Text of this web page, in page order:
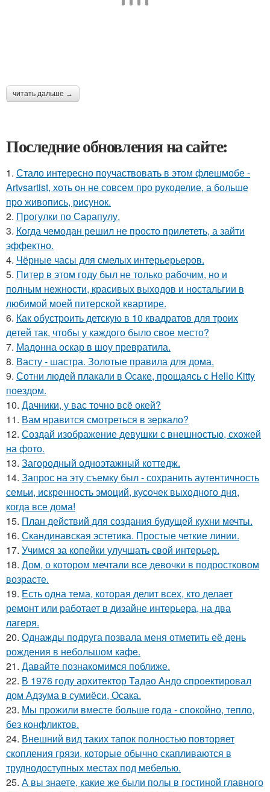
читать дальше →
Последние обновления на сайте:
1. Стало интересно поучаствовать в этом флешмобе -
Artvsartist, хоть он не совсем про рукоделие, а больше
про живопись, рисунок.
2. Прогулки по Сарапулу.
3. Когда чемодан решил не просто прилететь, а зайти
эффектно.
4. Чёрные часы для смелых интерьерьеров.
5. Питер в этом году был не только рабочим, но и
полным нежности, красивых выходов и ностальгии в
любимой моей питерской квартире.
6. Как обустроить детскую в 10 квадратов для троих
детей так, чтобы у каждого было свое место?
7. Мадонна оскар в шоу превратила.
8. Васту - шастра. Золотые правила для дома.
9. Сотни людей плакали в Осаке, прощаясь с Hello Kitty
поездом.
10. Дачники, у вас точно всё окей?
11. Вам нравится смотреться в зеркало?
12. Создай изображение девушки с внешностью, схожей
на фото.
13. Загородный одноэтажный коттедж.
14. Запрос на эту съемку был - сохранить аутентичность
семьи, искренность эмоций, кусочек выходного дня,
когда все дома!
15. План действий для создания будущей кухни мечты.
16. Скандинавская эстетика. Простые четкие линии.
17. Учимся за копейки улучшать свой интерьер.
18. Дом, о котором мечтали все девочки в подростковом
возрасте.
19. Есть одна тема, которая делит всех, кто делает
ремонт или работает в дизайне интерьера, на два
лагеря.
20. Однажды подруга позвала меня отметить её день
рождения в небольшом кафе.
21. Давайте познакомимся поближе.
22. В 1976 году архитектор Тадао Андо спроектировал
дом Адзума в сумиёси, Осака.
23. Мы прожили вместе больше года - спокойно, тепло,
без конфликтов.
24. Внешний вид таких тапок полностью повторяет
скопления грязи, которые обычно скапливаются в
труднодоступных местах под мебелью.
25. А вы знаете, какие же были полы в гостиной главного